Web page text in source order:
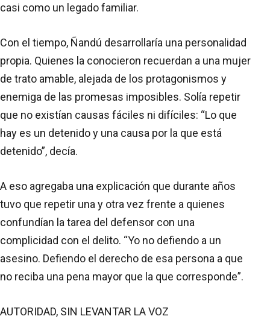
casi como un legado familiar.
Con el tiempo, Ñandú desarrollaría una personalidad
propia. Quienes la conocieron recuerdan a una mujer
de trato amable, alejada de los protagonismos y
enemiga de las promesas imposibles. Solía repetir
que no existían causas fáciles ni difíciles: “Lo que
hay es un detenido y una causa por la que está
detenido”, decía.
A eso agregaba una explicación que durante años
tuvo que repetir una y otra vez frente a quienes
confundían la tarea del defensor con una
complicidad con el delito. “Yo no defiendo a un
asesino. Defiendo el derecho de esa persona a que
no reciba una pena mayor que la que corresponde”.
AUTORIDAD, SIN LEVANTAR LA VOZ